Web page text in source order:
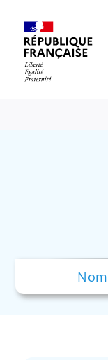
content